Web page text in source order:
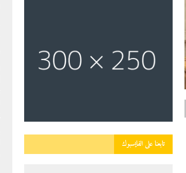
تابعنا على الفايسبوك